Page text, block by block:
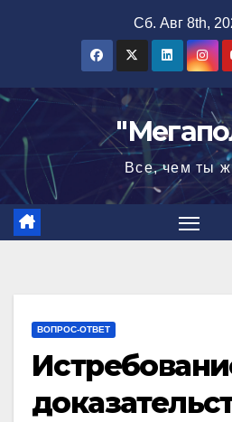
Сб. Авг 8th,
Все, чем ты
ВОПРОС-ОТВЕТ